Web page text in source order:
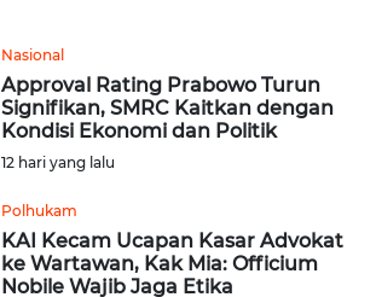
Nasional
Approval Rating Prabowo Turun
Signifikan, SMRC Kaitkan dengan
Kondisi Ekonomi dan Politik
12 hari yang lalu
Polhukam
KAI Kecam Ucapan Kasar Advokat
ke Wartawan, Kak Mia: Officium
Nobile Wajib Jaga Etika